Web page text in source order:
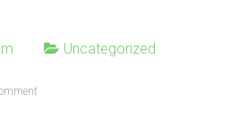
Uncategorized